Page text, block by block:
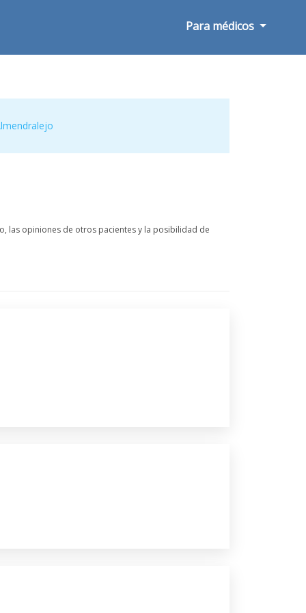
Para médicos
las opiniones de otros pacientes y la posibilidad de